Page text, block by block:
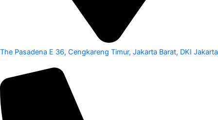
The Pasadena E 36, Cengkareng Timur, Jakarta Barat, DKI Jakarta